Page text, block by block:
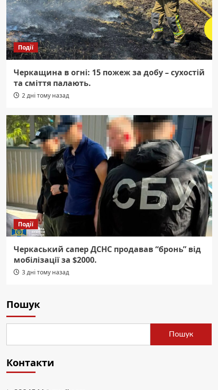
Події
Черкащина в огні: 15 пожеж за добу – сухостій
та сміття палають.
2 дні тому назад
Події
Черкаський сапер ДСНС продавав “бронь” від
мобілізації за $2000.
3 дні тому назад
Пошук
Пошук
Контакти